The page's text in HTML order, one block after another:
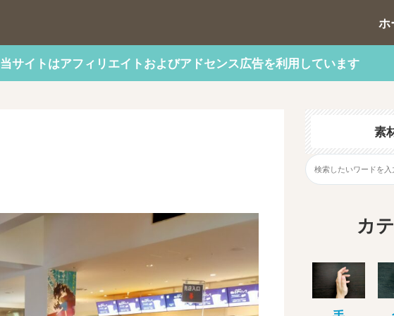
ホ
当サイトはアフィリエイトおよびアドセンス広告を利用しています
素
カ